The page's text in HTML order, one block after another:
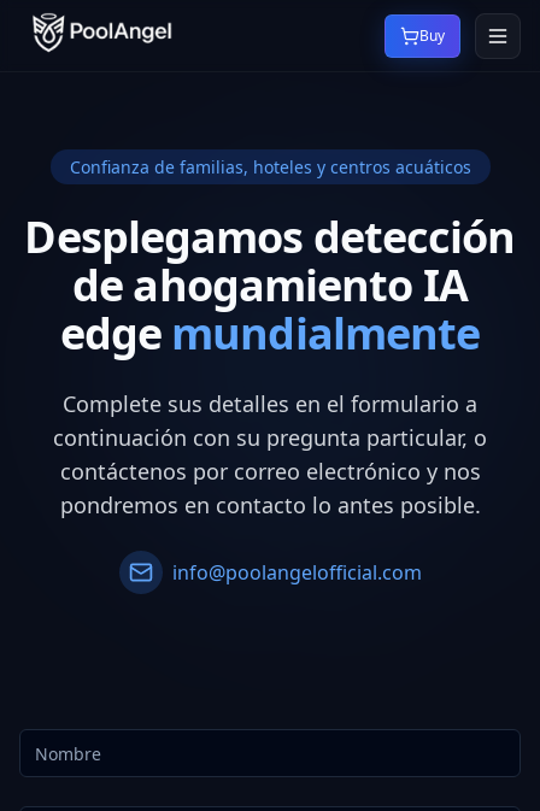
Buy
Confianza de familias, hoteles y centros acuáticos
Desplegamos detección
de ahogamiento IA
edge mundialmente
Complete sus detalles en el formulario a
continuación con su pregunta particular, o
contáctenos por correo electrónico y nos
pondremos en contacto lo antes posible.
info@poolangelofficial.com